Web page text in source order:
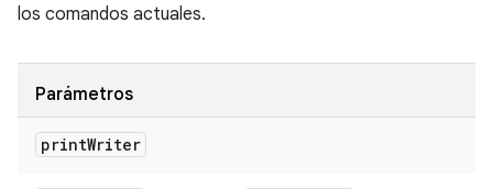
los comandos actuales.
Parámetros
printWriter